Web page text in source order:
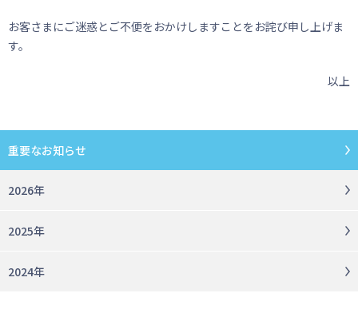
お客さまにご迷惑とご不便をおかけしますことをお詫び申し上げま
す。
以上
重要なお知らせ
2026年
2025年
2024年